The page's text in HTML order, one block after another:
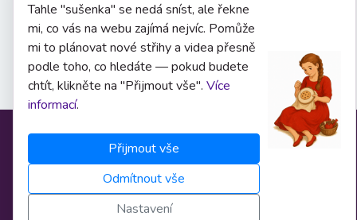
Informace
O nás
Tahle "sušenka" se nedá sníst, ale řekne
mi, co vás na webu zajímá nejvíc. Pomůže
mi to plánovat nové střihy a videa přesně
podle toho, co hledáte — pokud budete
chtít, klikněte na "Přijmout vše". Více
informací.
Přijmout vše
Odmítnout vše
Nastavení